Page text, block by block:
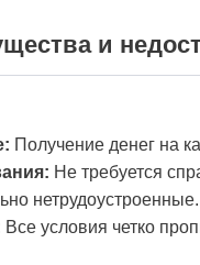
и
Получение денег на
Не требуется
нетрудоустроенные.
Все условия четко